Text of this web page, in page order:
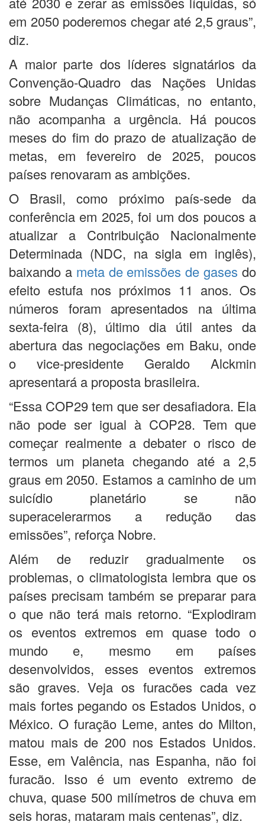
em 2050 poderemos chegar até 2,5 graus”,
diz.
A maior parte dos líderes signatários da
Convenção-Quadro das Nações Unidas
sobre Mudanças Climáticas, no entanto,
não acompanha a urgência. Há poucos
meses do fim do prazo de atualização de
metas, em fevereiro de 2025, poucos
países renovaram as ambições.
O Brasil, como próximo país-sede da
conferência em 2025, foi um dos poucos a
atualizar a Contribuição Nacionalmente
Determinada (NDC, na sigla em inglês),
baixando a meta de emissões de gases do
efeito estufa nos próximos 11 anos. Os
números foram apresentados na última
sexta-feira (8), último dia útil antes da
abertura das negociações em Baku, onde
o vice-presidente Geraldo Alckmin
apresentará a proposta brasileira.
“Essa COP29 tem que ser desafiadora. Ela
não pode ser igual à COP28. Tem que
começar realmente a debater o risco de
termos um planeta chegando até a 2,5
graus em 2050. Estamos a caminho de um
suicídio planetário se não
superacelerarmos a redução das
emissões”, reforça Nobre.
Além de reduzir gradualmente os
problemas, o climatologista lembra que os
países precisam também se preparar para
o que não terá mais retorno. “Explodiram
os eventos extremos em quase todo o
mundo e, mesmo em países
desenvolvidos, esses eventos extremos
são graves. Veja os furacões cada vez
mais fortes pegando os Estados Unidos, o
México. O furação Leme, antes do Milton,
matou mais de 200 nos Estados Unidos.
Esse, em Valência, nas Espanha, não foi
furacão. Isso é um evento extremo de
chuva, quase 500 milímetros de chuva em
seis horas, mataram mais centenas”, diz.